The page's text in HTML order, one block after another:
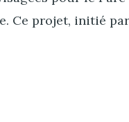
Ce projet, initié